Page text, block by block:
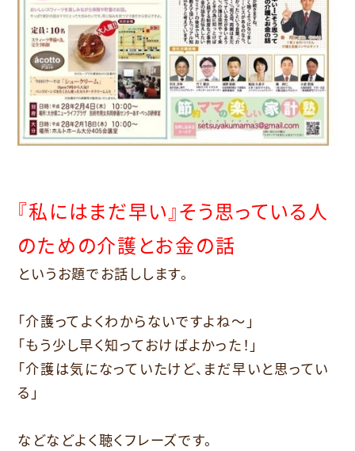
『私にはまだ早い』そう思っている人
のための介護とお金の話
というお題でお話しします。
「介護ってよくわからないですよね～」
「もう少し早く知っておけばよかった！」
「介護は気になっていたけど、まだ早いと思ってい
る」
などなどよく聴くフレーズです。